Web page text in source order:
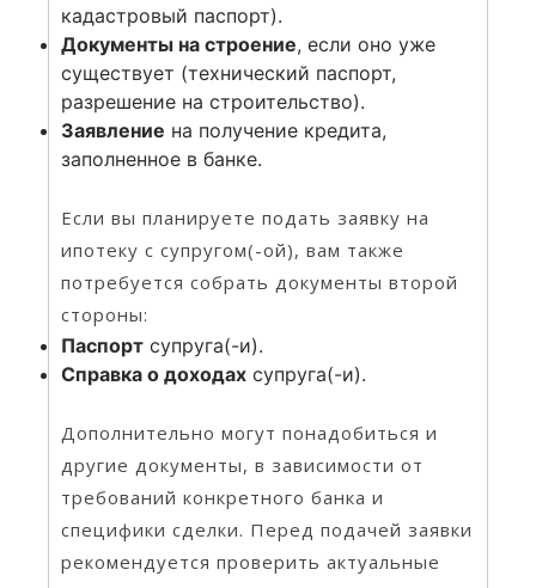
кадастровый паспорт).
Документы на строение, если оно уже
существует (технический паспорт,
разрешение на строительство).
Заявление на получение кредита,
заполненное в банке.
Если вы планируете подать заявку на
ипотеку с супругом(-ой), вам также
потребуется собрать документы второй
стороны:
Паспорт супруга(-и).
Справка о доходах супруга(-и).
Дополнительно могут понадобиться и
другие документы, в зависимости от
требований конкретного банка и
специфики сделки. Перед подачей заявки
рекомендуется проверить актуальные